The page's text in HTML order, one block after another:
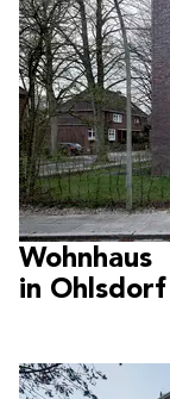
Wohnhaus
in Ohlsdorf